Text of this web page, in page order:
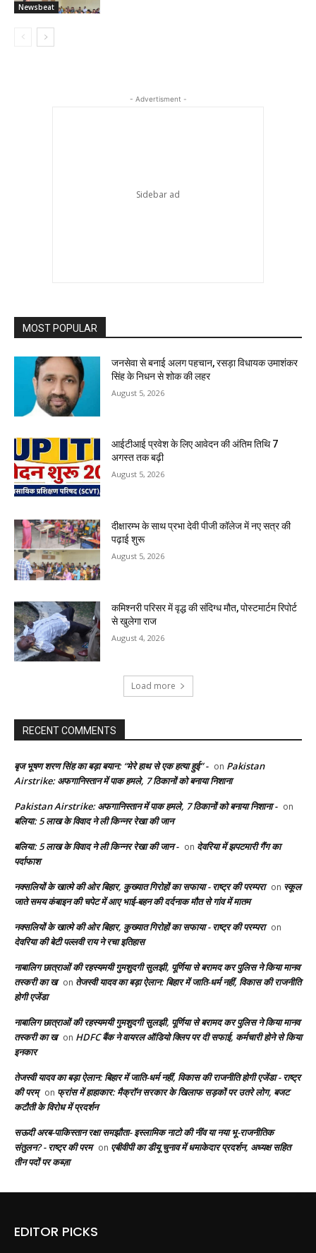
Newsbeat
- Advertisment -
MOST POPULAR
जनसेवा से बनाई अलग पहचान, रसड़ा विधायक उमाशंकर
सिंह के निधन से शोक की लहर
August 5, 2026
आईटीआई प्रवेश के लिए आवेदन की अंतिम तिथि 7
अगस्त तक बढ़ी
August 5, 2026
दीक्षारम्भ के साथ प्रभा देवी पीजी कॉलेज में नए सत्र की
पढ़ाई शुरू
August 5, 2026
कमिश्नरी परिसर में वृद्ध की संदिग्ध मौत, पोस्टमार्टम रिपोर्ट
से खुलेगा राज
August 4, 2026
Load more
RECENT COMMENTS
बृज भूषण शरण सिंह का बड़ा बयान: “मेरे हाथ से एक हत्या हुई” - on Pakistan
Airstrike: अफगानिस्तान में पाक हमले, 7 ठिकानों को बनाया निशाना
Pakistan Airstrike: अफगानिस्तान में पाक हमले, 7 ठिकानों को बनाया निशाना - on
बलिया: 5 लाख के विवाद ने ली किन्नर रेखा की जान
बलिया: 5 लाख के विवाद ने ली किन्नर रेखा की जान - on देवरिया में झपटमारी गैंग का
पर्दाफाश
नक्सलियों के खात्मे की ओर बिहार, कुख्यात गिरोहों का सफाया - राष्ट्र की परम्परा on स्कूल
जाते समय कंबाइन की चपेट में आए भाई-बहन की दर्दनाक मौत से गांव में मातम
नक्सलियों के खात्मे की ओर बिहार, कुख्यात गिरोहों का सफाया - राष्ट्र की परम्परा on
देवरिया की बेटी पल्लवी राय ने रचा इतिहास
नाबालिग छात्राओं की रहस्यमयी गुमशुदगी सुलझी, पूर्णिया से बरामद कर पुलिस ने किया मानव
तस्करी का ख on तेजस्वी यादव का बड़ा ऐलान: बिहार में जाति-धर्म नहीं, विकास की राजनीति
होगी एजेंडा
नाबालिग छात्राओं की रहस्यमयी गुमशुदगी सुलझी, पूर्णिया से बरामद कर पुलिस ने किया मानव
तस्करी का ख on HDFC बैंक ने वायरल ऑडियो क्लिप पर दी सफाई, कर्मचारी होने से किया
इनकार
तेजस्वी यादव का बड़ा ऐलान: बिहार में जाति-धर्म नहीं, विकास की राजनीति होगी एजेंडा - राष्ट्र
की परम् on फ्रांस में हाहाकार: मैक्रॉन सरकार के खिलाफ सड़कों पर उतरे लोग, बजट
कटौती के विरोध में प्रदर्शन
सऊदी अरब-पाकिस्तान रक्षा समझौता- इस्लामिक नाटो की नींव या नया भू-राजनीतिक
संतुलन? - राष्ट्र की परम on एबीवीपी का डीयू चुनाव में धमाकेदार प्रदर्शन, अध्यक्ष सहित
तीन पदों पर कब्ज़ा
EDITOR PICKS